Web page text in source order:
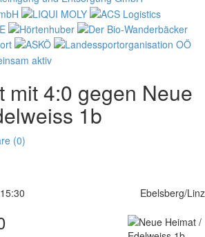
mit 4:0 gegen Neue
1b
(0)
Ebelsberg/Linz